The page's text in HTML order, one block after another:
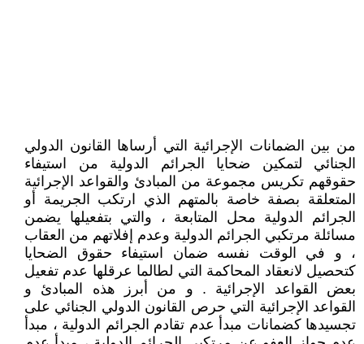
من بين الضمانات الإجرائية التي أرساها القانون الدولي
الجنائي لتمكين ضحايا الجرائم الدولية من استيفاء
حقوقهم تكريس مجموعة من المبادئ والقواعد الإجرائية
المتعلقة بصفة خاصة بالمتهم الذي ارتكب الجريمة أو
الجرائم الدولية محل المتابعة ، والتي بتفعيلها يضمن
مسائلة مرتكبي الجرائم الدولية وعدم إفلاتهم من العقاب
، و في الوقت نفسه ضمان استيفاء حقوق الضحايا
كتحصيل لانعقاد المحاكمة التي لطالما عرقلها عدم تفعيل
بعض القواعد الإجرائية . و من أبرز هذه المبادئ و
القواعد الإجرائية التي حرص القانون الدولي الجنائي على
تجسيدها كضمانات مبدأ عدم تقادم الجرائم الدولية ، مبدأ